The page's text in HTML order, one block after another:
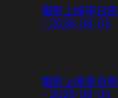
電影上座率日表
– 2026-08-05
電影上座率日表
– 2026-08-04